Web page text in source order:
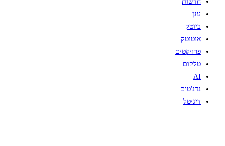
ענן
ביוטק
אוטוטק
פרויקטים
טלקום
AI
גדג'טים
דיגיטל